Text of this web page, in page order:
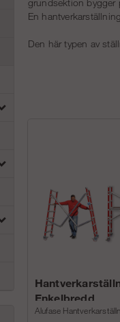
grundsektion bygger
En
Den här typen av
Enkelbredd
Alufase